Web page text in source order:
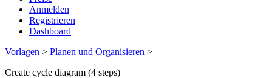
Anmelden
Registrieren
Dashboard
Vorlagen > Planen und Organisieren >
Create cycle diagram (4 steps)